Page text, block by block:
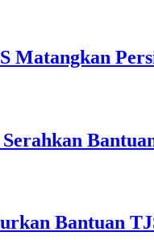
Matangkan
Bantuan